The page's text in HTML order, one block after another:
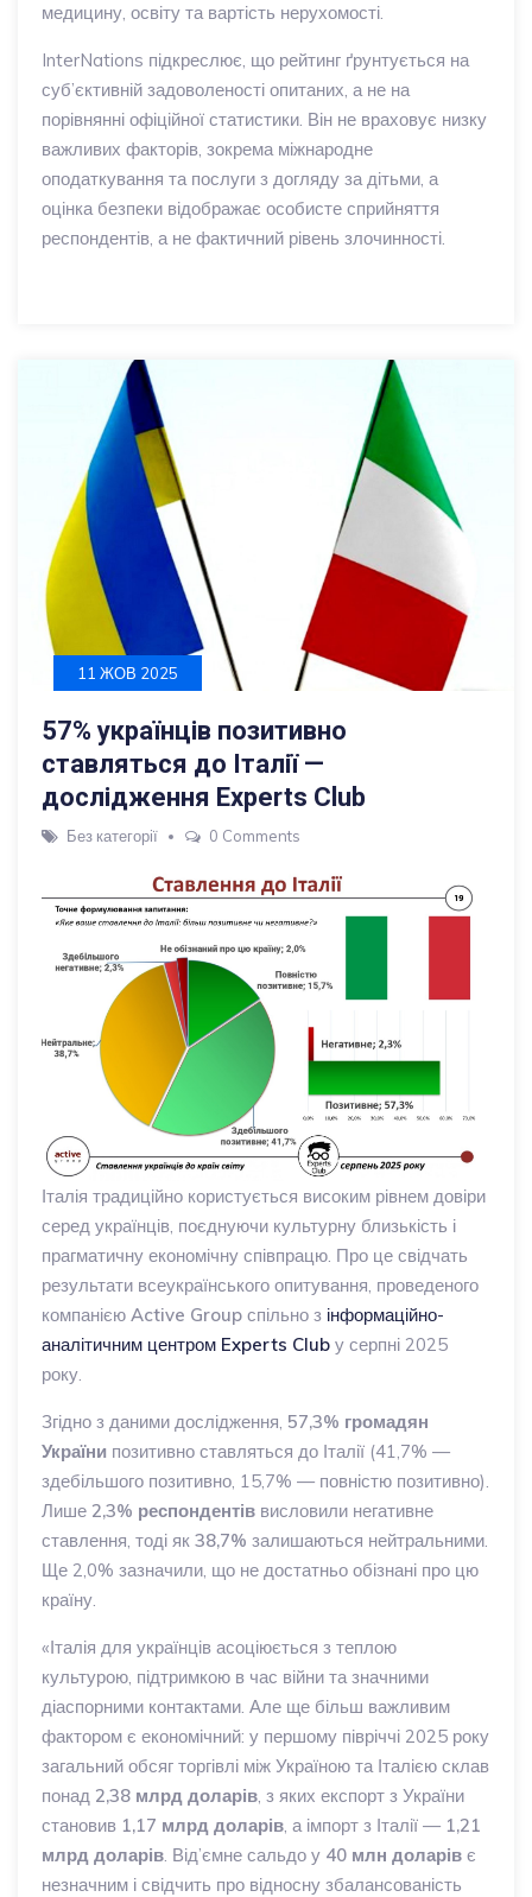
медицину, освіту та вартість нерухомості.
InterNations підкреслює, що рейтинг ґрунтується на
суб’єктивній задоволеності опитаних, а не на
порівнянні офіційної статистики. Він не враховує низку
важливих факторів, зокрема міжнародне
оподаткування та послуги з догляду за дітьми, а
оцінка безпеки відображає особисте сприйняття
респондентів, а не фактичний рівень злочинності.
11 ЖОВ 2025
57% українців позитивно
ставляться до Італії —
дослідження Experts Club
Без категорії 0 Comments
Італія традиційно користується високим рівнем довіри
серед українців, поєднуючи культурну близькість і
прагматичну економічну співпрацю. Про це свідчать
результати всеукраїнського опитування, проведеного
компанією Active Group спільно з інформаційно-
аналітичним центром Experts Club у серпні 2025
року.
Згідно з даними дослідження, 57,3% громадян
України позитивно ставляться до Італії (41,7% —
здебільшого позитивно, 15,7% — повністю позитивно).
Лише 2,3% респондентів висловили негативне
ставлення, тоді як 38,7% залишаються нейтральними.
Ще 2,0% зазначили, що не достатньо обізнані про цю
країну.
«Італія для українців асоціюється з теплою
культурою, підтримкою в час війни та значними
діаспорними контактами. Але ще більш важливим
фактором є економічний: у першому півріччі 2025 року
загальний обсяг торгівлі між Україною та Італією склав
понад 2,38 млрд доларів , з яких експорт з України
становив 1,17 млрд доларів , а імпорт з Італії — 1,21
млрд доларів . Від’ємне сальдо у 40 млн доларів є
незначним і свідчить про відносну збалансованість